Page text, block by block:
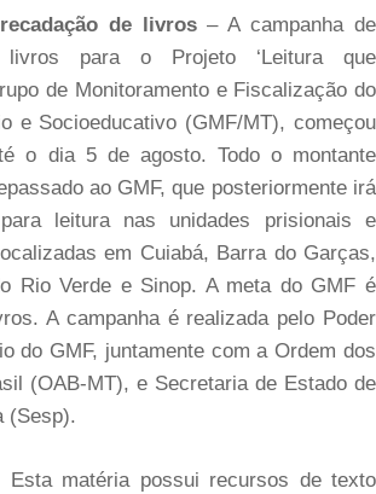
de livros– A campanha de
livros para o Projeto ‘Leitura que
de Monitoramento e Fiscalização do
e Socioeducativo (GMF/MT), começou
o dia 5 de agosto. Todo o montante
ao GMF, que posteriormente irá
leitura nas unidades prisionais e
em Cuiabá, Barra do Garças,
Rio Verde e Sinop. A meta do GMF é
A campanha é realizada pelo Poder
do GMF, juntamente com a Ordem dos
(OAB-MT), e Secretaria de Estado de
(Sesp).
Esta matéria possui recursos de texto